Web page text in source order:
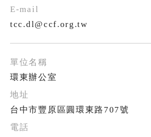
tcc.dl@ccf.org.tw
環東辦公室
台中市豐原區圓環東路707號